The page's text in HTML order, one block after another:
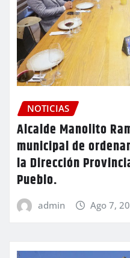
NOTICIAS
Alcalde Manolito
municipal de
la Dirección
Pueblo.
admin Ago 7,